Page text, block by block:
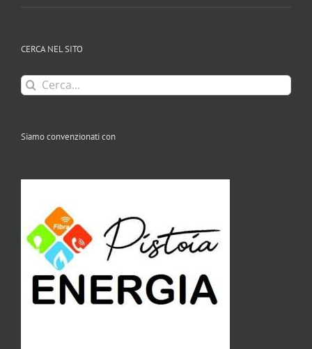
CERCA NEL SITO
Cerca
per:
Siamo convenzionati con